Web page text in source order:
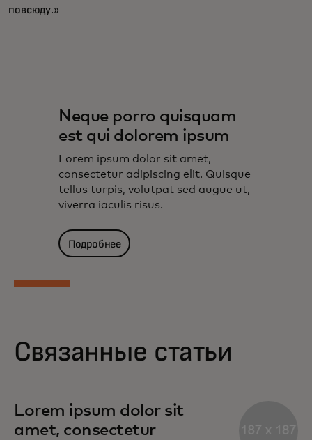
повсюду.»
Neque porro quisquam
est qui dolorem ipsum
Lorem ipsum dolor sit amet,
consectetur adipiscing elit. Quisque
tellus turpis, volutpat sed augue ut,
viverra iaculis risus.
Подробнее
Связанные статьи
Lorem ipsum dolor sit
amet, consectetur